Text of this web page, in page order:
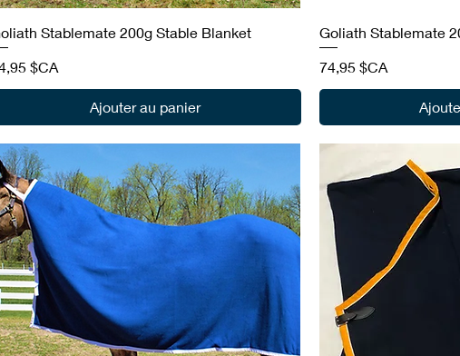
Stablemate 200g Stable Blanket
$CA
Ajouter au panier
Goliath Stablemate
Prix
74,95 $CA